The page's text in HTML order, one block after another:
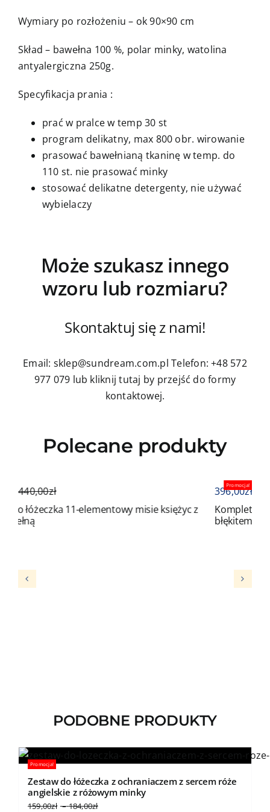
Wymiary po rozłożeniu – ok 90×90 cm
Skład – bawełna 100 %, polar minky, watolina
antyalergiczna 250g.
Specyfikacja prania :
prać w pralce w temp 30 st
program delikatny, max 800 obr. wirowanie
prasować bawełnianą tkaninę w temp. do
110 st. nie prasować minky
stosować delikatne detergenty, nie używać
wybielaczy
Może szukasz innego
wzoru lub rozmiaru?
Skontaktuj się z nami!
Email: sklep@sundream.com.pl Telefon: +48 572
977 079 lub kliknij tutaj by przejść do formy
kontaktowej.
Polecane produkty
misie księżyc z
Komplet do łóżeczka 11-
błękitem ochraniaczem z sercem
PODOBNE PRODUKTY
Promocja!
Zestaw do łóżeczka z ochraniaczem z sercem róże
angielskie z różowym minky
159,00zł –184,00zł